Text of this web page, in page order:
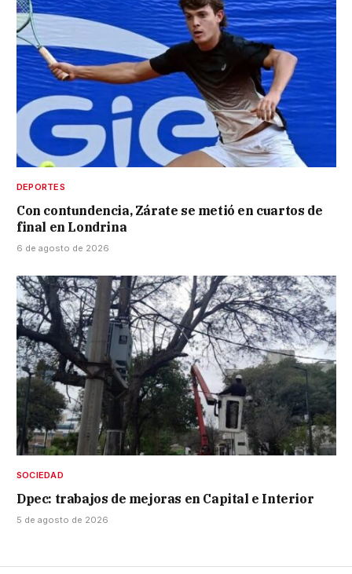
DEPORTES
Con contundencia, Zárate se metió en cuartos de
final en Londrina
6 de agosto de 2026
SOCIEDAD
Dpec: trabajos de mejoras en Capital e Interior
5 de agosto de 2026